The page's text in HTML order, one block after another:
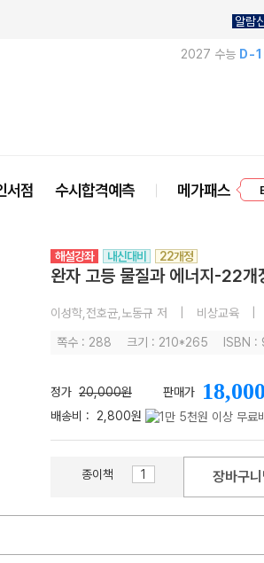
알람
2027 수능 D-
서점 수시합격예측 메가패스
해설강좌 내신대비 22개정
완자 고등 물질과 에너지-22
이성학,전호균,노동규 저 비상교육
쪽수 : 288 크기 : 210*265 ISBN
정가 20,000원 판매가 18,000
배송비 : 2,800원
종이책 장바구니